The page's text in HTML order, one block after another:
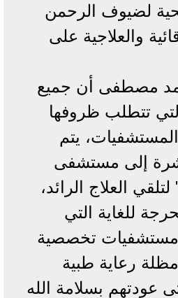
لضيوف الرحمن
والعلاجية على
مصطفى أن جميع
تتطلب ظروفها
يتم
إلى مستشفى
العلاج الرائد،
للغاية التي
مستشفيات تخصصية
رعاية طبية
عودتهم بسلامة الله